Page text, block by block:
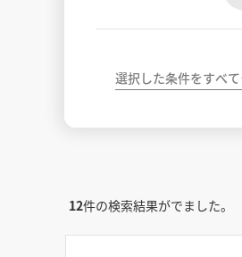
選択した条件をすべ
12件の検索結果がでました。